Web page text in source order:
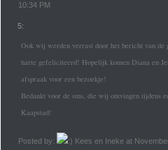
10:34 PM
5:
Ook wij werden verrast door het bericht van de
harte gefeliciteerd! Hopelijk komen Diana en
afspraak voor een bezoekje!
Bedankt voor de sms, die wij ontvingen tijdens
Kaapstad!
Posted by: Kees en Ineke at